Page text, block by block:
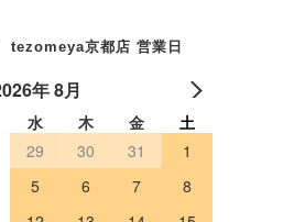
tezomeya京都店 営業日
年 8月
水 木 金
土
29 30 31
1
5 6 7
8